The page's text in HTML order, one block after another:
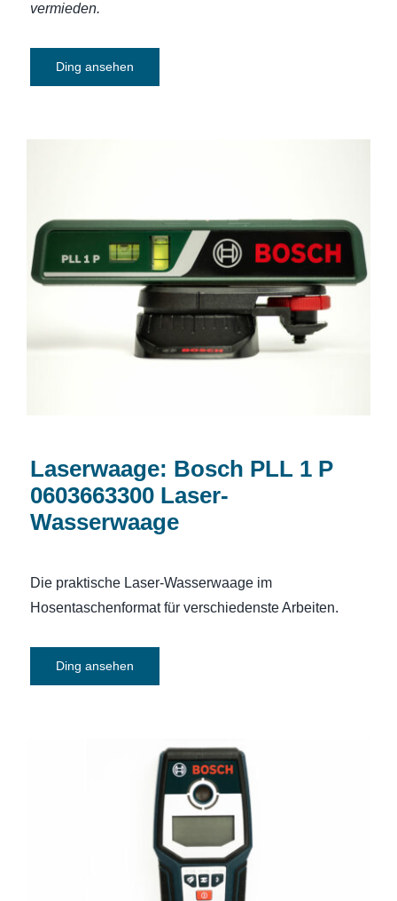
vermieden.
Ding ansehen
Laserwaage: Bosch PLL 1 P
0603663300 Laser-Wasserwaage
Laserwaage: Bosch PLL 1 P
0603663300 Laser-
Wasserwaage
Die praktische Laser-Wasserwaage im
Hosentaschenformat für verschiedenste Arbeiten.
Ding ansehen
Ortungsgerät Bosch Professional
GMS120